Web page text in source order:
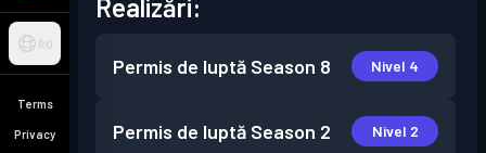
RO
Terms
Privacy
Realizări:
Permis de luptă Season 8 Nivel 4
Permis de luptă Season 2 Nivel 2